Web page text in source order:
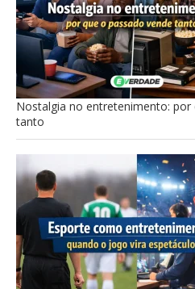
Nostalgia no entretenimento: por
tanto